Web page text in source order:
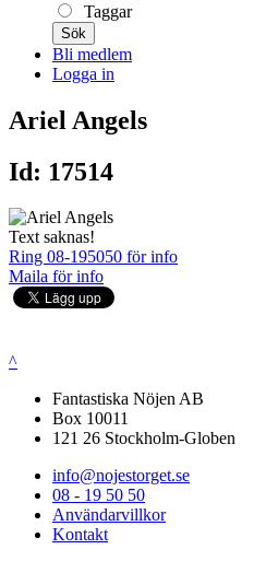
Taggar
Sök
Bli medlem
Logga in
Ariel Angels
Id: 17514
Text saknas!
Ring 08-195050 för info
Maila för info
^
Fantastiska Nöjen AB
Box 10011
121 26 Stockholm-Globen
info@nojestorget.se
08 - 19 50 50
Användarvillkor
Kontakt